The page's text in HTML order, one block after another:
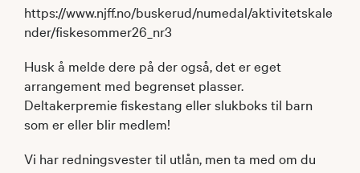
https://www.njff.no/buskerud/numedal/aktivitetskale
nder/fiskesommer26_nr3
Husk å melde dere på der også, det er eget
arrangement med begrenset plasser.
Deltakerpremie fiskestang eller slukboks til barn
som er eller blir medlem!
Vi har redningsvester til utlån, men ta med om du